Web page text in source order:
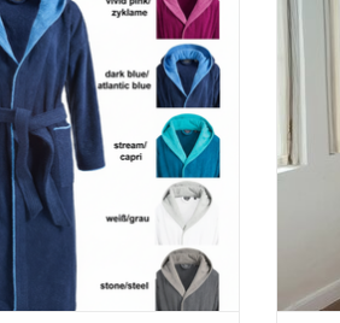
mit farblich abgesetztem
Bindgürtel und zwei
Taschen, in 5 Farben
WARENKORB HINZUFÜGEN